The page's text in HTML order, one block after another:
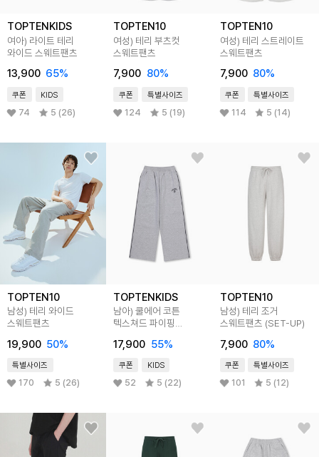
TOPTENKIDS
여아) 라이트 테리
와이드 스웨트팬츠
13,900 65%
쿠폰 KIDS
74 5 (26)
TOPTEN10
여성) 테리 부츠컷
스웨트팬츠
7,900 80%
쿠폰 특별사이즈
124 5 (19)
TOPTEN10
여성) 테리 스트레이트
스웨트팬츠
7,900 80%
쿠폰 특별사이즈
114 5 (14)
TOPTEN10
남성) 테리 와이드
스웨트팬츠
19,900 50%
특별사이즈
170 5 (26)
TOPTENKIDS
남아) 쿨에어 코튼
텍스쳐드 파이핑
17,900 55%
쿠폰 KIDS
52 5 (22)
TOPTEN10
남성) 테리 조거
스웨트팬츠 (SET-UP)
7,900 80%
쿠폰 특별사이즈
101 5 (12)